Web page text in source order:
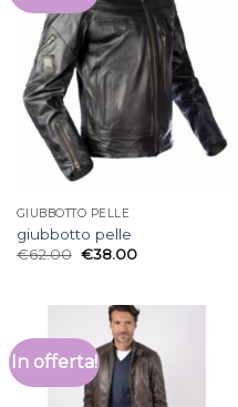
GIUBBOTTO PELLE
giubbotto pelle
€62.00 €38.00
In offerta!